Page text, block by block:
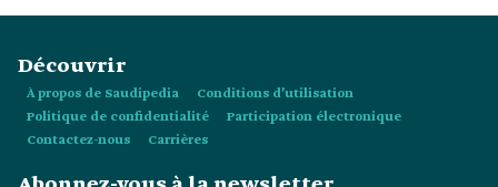
Découvrir
À propos de Saudipedia
Conditions d’utilisation
Politique de confidentialité
Participation électronique
Contactez-nous
Carrières